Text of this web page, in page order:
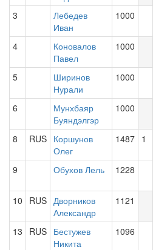
3
Лебедев
Иван
1000
4
Коновалов
Павел
1000
5
Ширинов
Нурали
1000
6
Мунхбаяр
Буяндэлгэр
1000
8 RUS Коршунов
Олег
1487 1
9 Обухов Лель 1228
10 RUS Дворников
Александр
1121
13 RUS Бестужев
Никита
1096